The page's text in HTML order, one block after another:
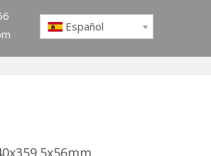
Español